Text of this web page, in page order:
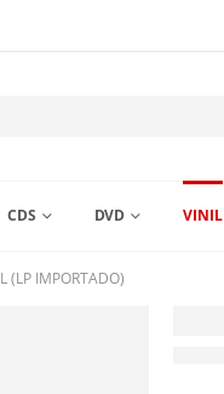
CDS DVD VINIL
(LP IMPORTADO)